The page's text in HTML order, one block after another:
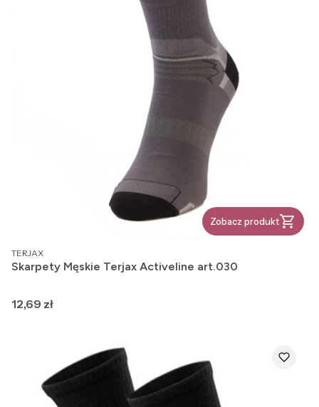
Zobacz produkt
PRODUCENT
TERJAX
Skarpety Męskie Terjax Activeline art.030
Cena
12,69 zł